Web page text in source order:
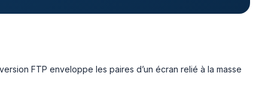
FTP enveloppe les paires d’un écran relié à la masse